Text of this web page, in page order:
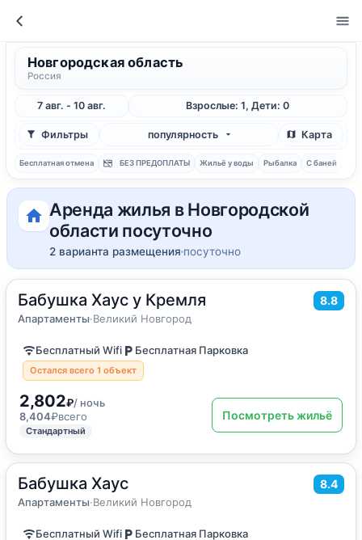
Новгородская область
Россия
7 авг. - 10 авг. Взрослые: 1, Дети: 0
Фильтры популярность Карта
Бесплатная отмена БЕЗ ПРЕДОПЛАТЫ Жильё у воды Рыбалка С баней
Аренда жилья в Новгородской
области посуточно
2 варианта размещения посуточно
Бабушка Хаус у Кремля 8.8
Апартаменты·Великий Новгород
39м 2·4 гостя
Бесплатный Wifi Бесплатная Парковка
Остался всего 1 объект
2,802₽/ ночь
8,404₽всего
Стандартный
Посмотреть жильё
Бабушка Хаус 8.4
Апартаменты·Великий Новгород
31м 2·4 гостя
Бесплатный Wifi Бесплатная Парковка